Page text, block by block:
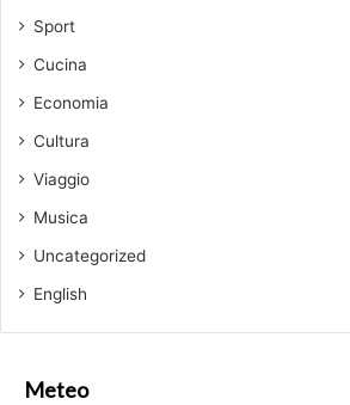
Sport
Cucina
Economia
Cultura
Viaggio
Musica
Uncategorized
English
Meteo